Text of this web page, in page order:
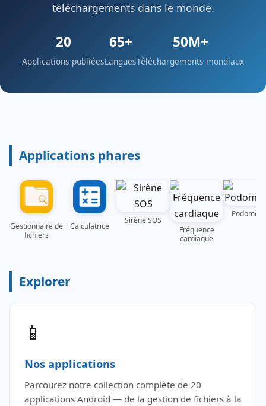
téléchargements dans le monde.
20
Applications publiées
65+
Langues
50M+
Téléchargements mondiaux
Applications phares
Gestionnaire de
fichiers
Calculatrice
Sirène SOS
Fréquence
cardiaque
Explorer
📱
Nos applications
Parcourez notre collection complète de 20
applications Android — de la gestion de fichiers à la